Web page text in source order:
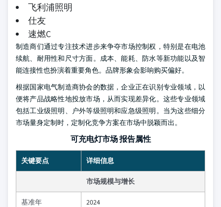
飞利浦照明
仕友
速燃C
制造商们通过专注技术进步来争夺市场控制权，特别是在电池
续航、耐用性和尺寸方面。成本、能耗、防水等新功能以及智
能连接性也扮演着重要角色。品牌形象会影响购买偏好。
根据国家电气制造商协会的数据，企业正在识别专业领域，以
便将产品战略性地投放市场，从而实现差异化。这些专业领域
包括工业级照明、户外等级照明和应急级照明。当为这些细分
市场量身定制时，定制化竞争方案在市场中脱颖而出。
可充电灯市场 报告属性
关键要点 详细信息
市场规模与增长
基准年 2024